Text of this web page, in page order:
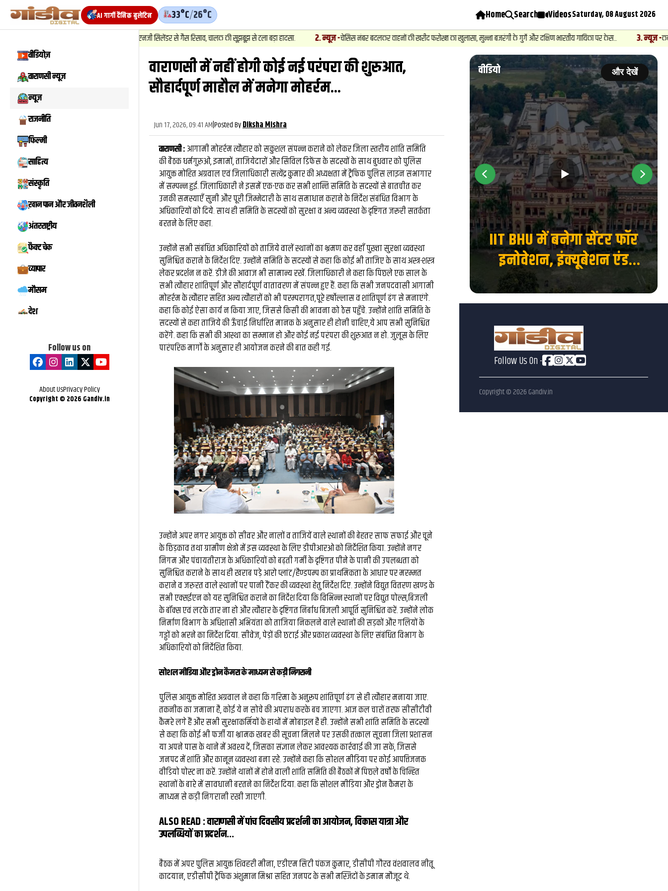
AI गार्गी दैनिक बुलेटिन 33°C/26°C Home Search VideosSaturday, 08 August 2026
वाराणसी में बाबतपुर सीएनजी सिलेंडर से गैस रिसाव, चालक की सूझबूझ से टला बड़ा हादसा. 2.न्यूज़- चेसिस नंबर बदलकर वाहनों की खरीद फरोख्‍त का खुलासा, मुन्ना बजरंगी के गुर्गे और दक्षिण भारतीय गायिका पर केस... 3.न्यूज़- कबीरचौरा में
वीडियोज़
वाराणसी न्यूज़
न्यूज़
राजनीति
फिल्मी
साहित्य
संस्कृति
ख़ान पान और जीवनशैली
अंतरराष्ट्रीय
फैक्ट चेक
व्यापार
मौसम
देश
Follow us on
About UsPrivacy Policy
Copyright © 2026 Gandiv.in
वाराणसी में नहीं होगी कोई नई परंपरा की शुरुआत,
सौहार्दपूर्ण माहौल में मनेगा मोहर्रम...
Jun 17, 2026, 09:41 AM|Posted ByDiksha Mishra
वाराणसी :आगामी मोहर्रम त्यौहार को सकुशल संपन्न कराने को लेकर जिला स्तरीय शांति समिति
की बैठक धर्मगुरुओं, इमामों, ताजियेदारों और सिविल डिफेंस के सदस्यों के साथ बुधवार को पुलिस
आयुक्त मोहित अग्रवाल एवं जिलाधिकारी सत्येंद्र कुमार की अध्यक्षता में ट्रैफिक पुलिस लाइन सभागार
में सम्पन्न हुई. जिलाधिकारी ने इसमें एक-एक कर सभी शान्ति समिति के सदस्यों से बातचीत कर
उनकी समस्याएँ सुनी और पूरी ज़िम्मेदारी के साथ समाधान कराने के निर्देश संबंधित विभाग के
अधिकारियों को दिये. साथ ही समिति के सदस्यों को सुरक्षा व अन्य व्यवस्था के दृष्टिगत जरूरी सतर्कता
बरतने के लिए कहा.
उन्होंने सभी संबंधित अधिकारियों को ताजिये वालें स्थानों का भ्रमण कर वहाँ पुख्ता सुरक्षा व्यवस्था
सुनिश्चित कराने के निर्देश दिए. उन्होंने समिति के सदस्यों से कहा कि कोई भी ताजिए के साथ अस्त्र-शस्त्र
लेकर प्रदर्शन न करें. डीजे की आवाज भी सामान्य रखें. जिलाधिकारी ने कहा कि पिछले एक साल के
सभी त्यौहार शांतिपूर्ण और सौहार्दपूर्ण वातावरण में संपन्न हुए हैं. कहा कि सभी जनपदवासी आगामी
मोहर्रम के त्यौहार सहित अन्य त्यौहारों को भी परम्परागत,पूरे हर्षोल्लास व शांतिपूर्ण ढंग से मनाएंगे.
कहा कि कोई ऐसा कार्य न किया जाए, जिससे किसी की भावना को ठेस पहुँचे. उन्होंने शांति समिति के
सदस्यों से कहा ताजिये की ऊँचाई निर्धारित मानक के अनुसार ही होनी चाहिए,ये आप सभी सुनिश्चित
करेंगे. कहा कि सभी की आस्था का सम्मान हो और कोई नई परंपरा की शुरुआत न हो. जुलूस के लिए
पारंपरिक मार्गों के अनुसार ही आयोजन करने की बात कही गई.
उन्होंने अपर नगर आयुक्त को सीवर और नालों व ताजियें वाले स्थानों की बेहतर साफ सफाई और चूने
के छिड़काव तथा ग्रामीण क्षेत्रो में इस व्यवस्था के लिए डीपीआरओ को निर्देशित किया. उन्होंने नगर
निगम और पंचायतीराज के अधिकारियों को बढ़ती गर्मी के दृष्टिगत पीने के पानी की उपलब्धता को
सुनिश्चित कराने के साथ ही खराब पड़े आरो प्लांट/हैण्डपम्प का प्राथमिकता के आधार पर मरम्मत
कराने व जरुरत वाले स्थानों पर पानी टैंकर की व्यवस्था हेतु निर्देश दिए. उन्होंने विद्युत वितरण खण्ड के
सभी एक्सईएन को यह सुनिश्चित कराने का निर्देश दिया कि विभिन्न स्थानों पर विद्युत पोल्स,बिजली
के बॉक्स एवं लटके तार ना हो और त्यौहार के दृष्टिगत निर्बाध बिजली आपूर्ति सुनिश्चित करें. उन्होंने लोक
निर्माण विभाग के अधिशासी अभियंता को ताजिया निकलने वाले स्थानों की सड़कों और गलियों के
गड्ढों को भरने का निर्देश दिया. सीवेज, पेड़ों की छटाई और प्रकाश व्यवस्था के लिए संबंधित विभाग के
अधिकारियों को निर्देशित किया.
सोशल मीडिया और ड्रोन कैमरा के माध्यम से कड़ी निगरानी
पुलिस आयुक्त मोहित अग्रवाल ने कहा कि गरिमा के अनुरूप शांतिपूर्ण ढंग से ही त्यौहार मनाया जाए.
तकनीक का जमाना है, कोई ये न सोचे की अपराध करके बच जाएगा. आज कल चारों तरफ़ सीसीटीवी
कैमरे लगे हैं और सभी सुरक्षाकर्मियों के हाथों में मोबाइल है ही. उन्होंने सभी शांति समिति के सदस्यों
से कहा कि कोई भी फर्जी या भ्रामक खबर की सूचना मिलने पर उसकी तत्काल सूचना जिला प्रशासन
या अपने पास के थाने में अवश्य दें, जिसका संज्ञान लेकर आवश्यक कार्रवाई की जा सके, जिससे
जनपद में शांति और कानून व्यवस्था बना रहे. उन्होंने कहा कि सोशल मीडिया पर कोई आपत्तिजनक
वीडियो पोस्ट ना करें. उन्होंने थानों में होने वाली शांति समिति की बैठकों में पिछले वर्षों के चिन्हित
स्थानों के बारे में सावधानी बरतने का निर्देश दिया. कहा कि सोशल मीडिया और ड्रोन कैमरा के
माध्यम से कड़ी निगरानी रखी जाएगी.
ALSO READ :वाराणसी में पांच दिवसीय प्रदर्शनी का आयोजन, विकास यात्रा और
उपलब्धियों का प्रदर्शन...
बैठक में अपर पुलिस आयुक्त शिवहरी मीना, एडीएम सिटी पंकज कुमार, डीसीपी गौरव वंशवालव नीतू
कादयान, एडीसीपी ट्रैफिक अंशुमान मिश्रा सहित जनपद के सभी मस्जिदों के इमाम मौजूद थे.
और देखें
मिस्टर बीस्ट से दो घंटे की
बातचीत, फिर छोड़ी ₹26 लाख की
नौकरी: कैसे हैरी उप्पल बने देश
के बड़े फूड व्लॉगर...
वीडियो
रंग मल्हार में संदूक पर दिखाया
कला कौशल, प्रकृति संरक्षण का
दिया संदेश...
वीडियो और देखें
IIT BHU में बनेगा सेंटर फॉर
इनोवेशन, इंक्यूबेशन एंड
एंटरप्रेन्योरशिप, स्टार्टअप को
मिलेगा नया मंच...
Follow Us On -
Copyright © 2026 Gandiv.in